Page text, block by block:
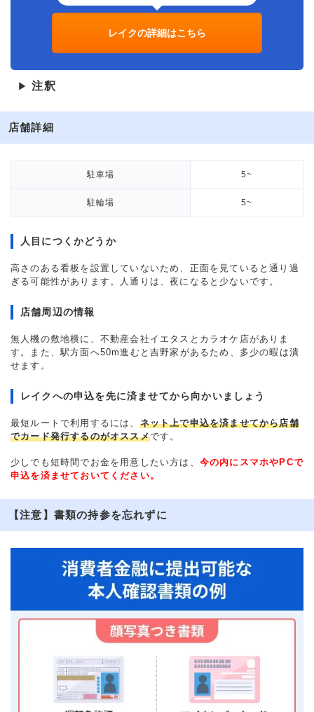
レイクの詳細はこちら
▶ 注釈
店舗詳細
駐車場 5~
駐輪場 5~
人目につくかどうか
高さのある看板を設置していないため、正面を見ていると通り過
ぎる可能性があります。人通りは、夜になると少ないです。
店舗周辺の情報
無人機の敷地横に、不動産会社イエタスとカラオケ店がありま
す。また、駅方面へ50m進むと吉野家があるため、多少の暇は潰
せます。
レイクへの申込を先に済ませてから向かいましょう
最短ルートで利用するには、 ネット上で申込を済ませてから店舗
でカード発行するのがオススメです。
少しでも短時間でお金を用意したい方は、 今の内にスマホやPCで
申込を済ませておいてください。
【注意】書類の持参を忘れずに